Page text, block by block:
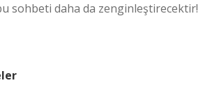
sohbeti daha da zenginleştirecektir!